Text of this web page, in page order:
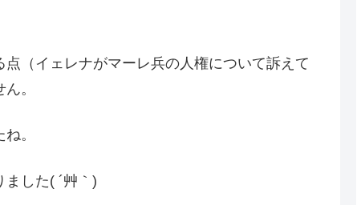
（イェレナがマーレ兵の人権について訴えて
。
。
した( ´艸｀)